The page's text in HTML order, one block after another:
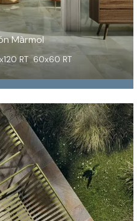
Màrmol
RT 60x60 RT